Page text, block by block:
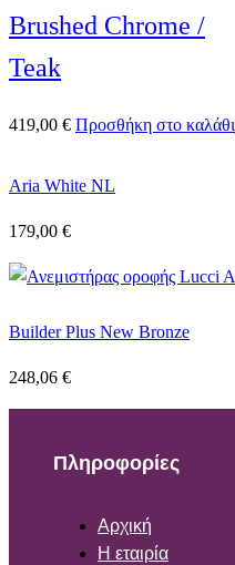
Brushed Chrome /
Teak
419,00 € Προσθήκη στο καλάθι
Aria White NL
179,00 €
Builder Plus New Bronze
248,06 €
Πληροφορίες
Αρχική
Η εταιρία